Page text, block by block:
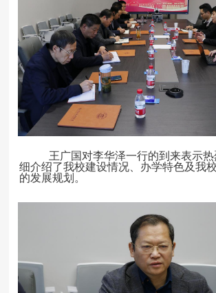
王广国对李华泽一行的到来表示
细介绍了我校建设情况、办学特色及我
的发展规划。